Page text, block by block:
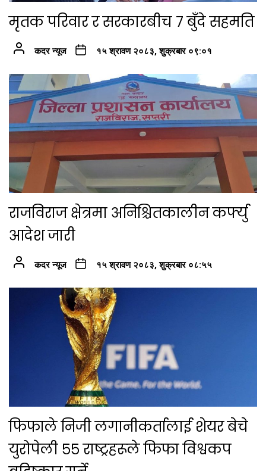
मृतक परिवार र सरकारबीच ७ बुँदे सहमति
कदर न्यूज १५ श्रावण २०८३, शुक्रबार ०९:०१
राजविराज क्षेत्रमा अनिश्चितकालीन कर्फ्यु
आदेश जारी
कदर न्यूज १५ श्रावण २०८३, शुक्रबार ०८:५५
फिफाले निजी लगानीकर्तालाई शेयर बेचे
युरोपेली ५५ राष्ट्रहरूले फिफा विश्वकप